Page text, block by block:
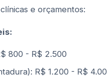
e orçamentos:
800 - R$ 2.500
R$ 1.200 - R$